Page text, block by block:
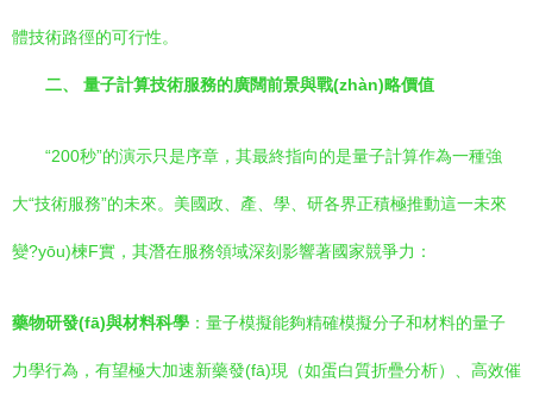
體技術路徑的可行性。
二、 量子計算技術服務的廣闊前景與戰(zhàn)略價值
“200秒”的演示只是序章，其最終指向的是量子計算作為一種強
大“技術服務”的未來。美國政、產、學、研各界正積極推動這一未來
變?yōu)楝F實，其潛在服務領域深刻影響著國家競爭力：
藥物研發(fā)與材料科學 ：量子模擬能夠精確模擬分子和材料的量子
力學行為，有望極大加速新藥發(fā)現（如蛋白質折疊分析）、高效催